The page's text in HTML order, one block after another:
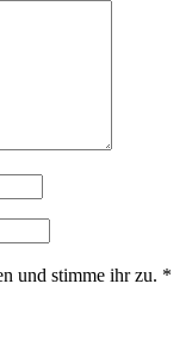
und stimme ihr zu. *